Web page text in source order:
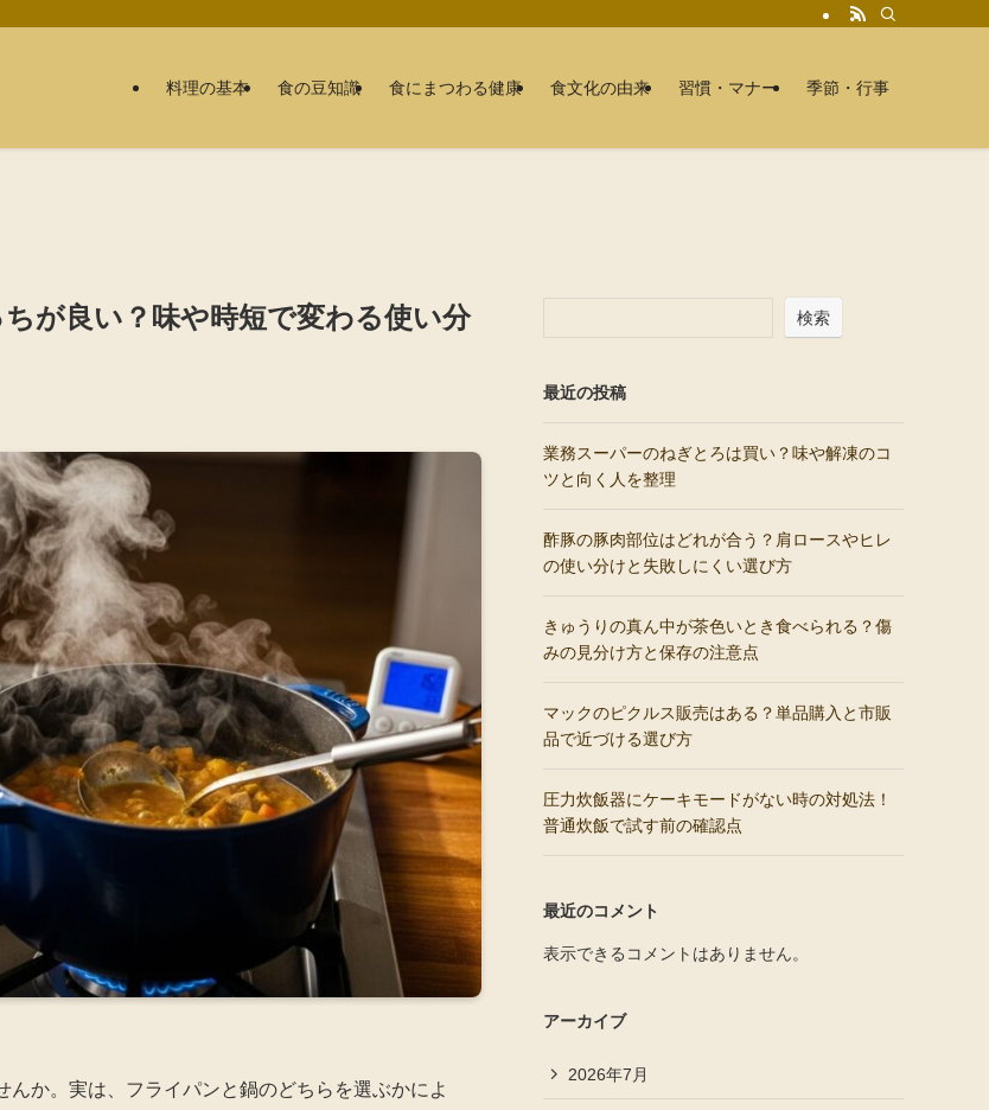
料理の基本 食の豆知識 食にまつわる健康 食文化の由来 習慣・マナー 季節・行事
が良い？味や時短で変わる使い分
か。実は、フライパンと鍋のどちらを選ぶかによ
検索
最近の投稿
業務スーパーのねぎとろは買い？味や解凍のコ
ツと向く人を整理
酢豚の豚肉部位はどれが合う？肩ロースやヒレ
の使い分けと失敗しにくい選び方
きゅうりの真ん中が茶色いとき食べられる？傷
みの見分け方と保存の注意点
マックのピクルス販売はある？単品購入と市販
品で近づける選び方
圧力炊飯器にケーキモードがない時の対処法！
普通炊飯で試す前の確認点
最近のコメント
表示できるコメントはありません。
アーカイブ
2026年7月